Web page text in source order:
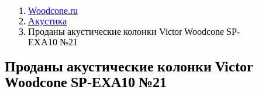
Woodcone.ru
Акустика
Проданы акустические колонки Victor Woodcone SP-
EXA10 №21
Проданы акустические колонки Victor
Woodcone SP-EXA10 №21